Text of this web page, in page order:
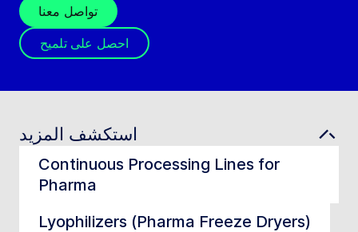
تواصل معنا
احصل على تلميح
استكشف المزيد
Continuous Processing Lines for
Pharma
Lyophilizers (Pharma Freeze Dryers)